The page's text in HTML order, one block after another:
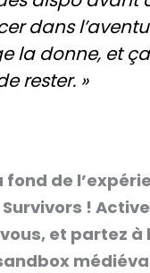
dans
la donne, et
rester. »
fond de
!
et partez à